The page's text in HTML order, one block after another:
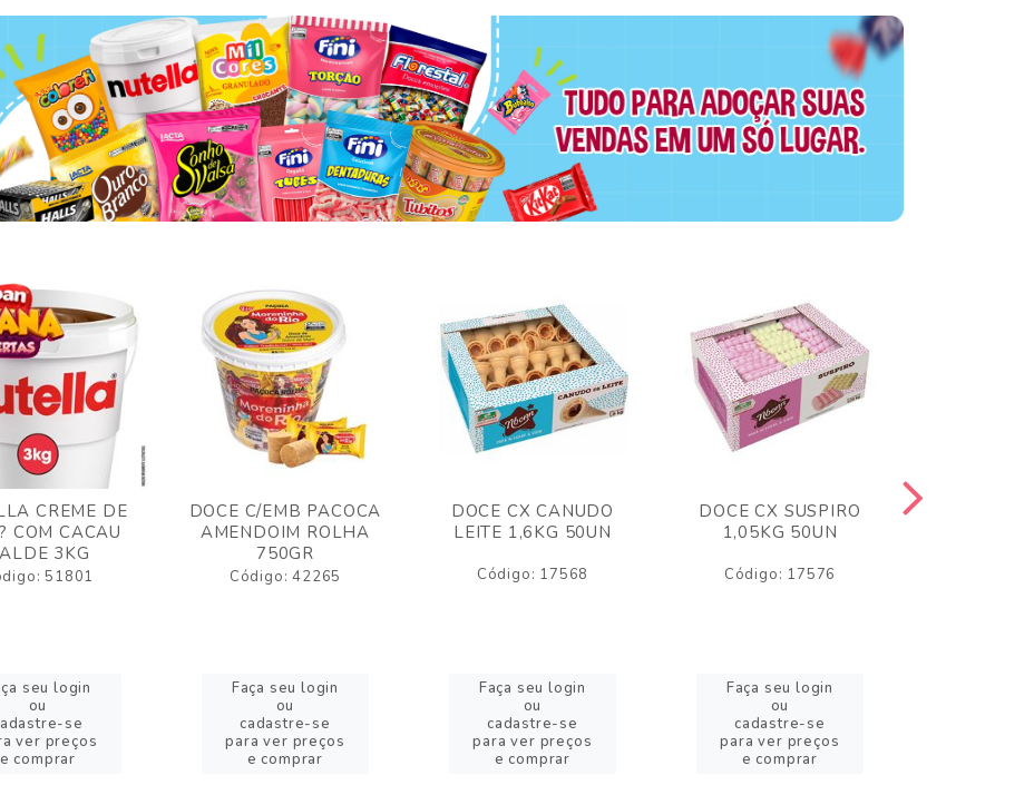
CREME DE
COM CACAU
3KG
51801
seu login
ou
se
ver preços
e comprar
DOCE C/EMB PACOCA
AMENDOIM ROLHA
750GR
Código: 42265
Faça seu login
ou
cadastre-se
para ver preços
e comprar
DOCE CX CANUDO
LEITE 1,6KG 50UN
Código: 17568
Faça seu login
ou
cadastre-se
para ver preços
e comprar
DOCE CX SUSPIRO
1,05KG 50UN
Código: 17576
Faça seu login
ou
cadastre-se
para ver preços
e comprar